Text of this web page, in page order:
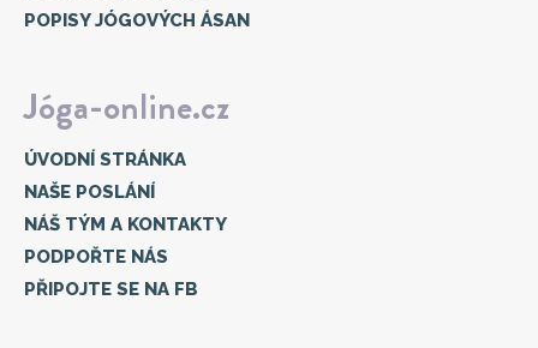
POPISY JÓGOVÝCH ÁSAN
Jóga-online.cz
ÚVODNÍ STRÁNKA
NAŠE POSLÁNÍ
NÁŠ TÝM A KONTAKTY
PODPOŘTE NÁS
PŘIPOJTE SE NA FB